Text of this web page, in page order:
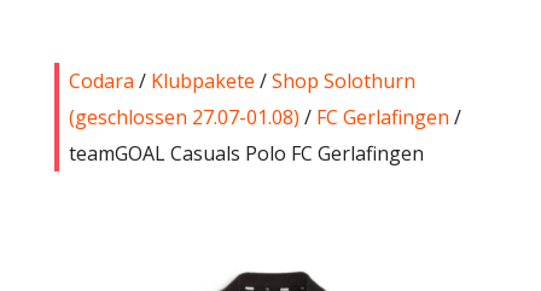
Codara / Klubpakete /Shop Solothurn
(geschlossen 27.07-01.08) / FC Gerlafingen /
teamGOAL Casuals Polo FC Gerlafingen